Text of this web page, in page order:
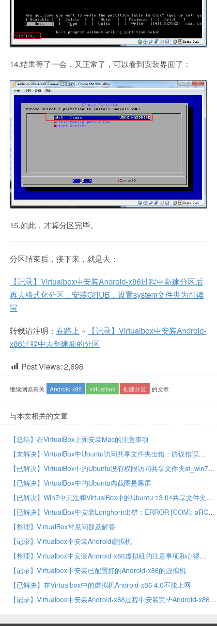
14.结果等了一会，又正常了，可以看到安装界面了：
15.如此，才算分区完毕。
分区结束后，接下来，就是去：
【记录】Virtualbox中安装Android-x86过程中新建分区后
再去格式化分区，安装GRUB，设置system文件夹为可读
写
转载请注明： 在路上 »
【记录】Virtualbox中安装Android-
x86过程中去创建新的分区
Post Views: 2,698
继续浏览有关 Android x86 virtualbox 创建分区 的文章
与本文相关的文章
【总结】在VirtualBox上面安装Mac的注意事项
【未解决】VirtualBox中Ubuntu访问共享文件夹出错：协议错误
【已解决】VirtualBox中的Ubuntu没有权限访问共享文件夹sf_win7_to_ubuntu
【已解决】VirtualBox中的Ubuntu内截图是黑屏
【已解决】Win7中无法和VirtualBox中的Ubuntu 13.04共享文件夹
【已解决】VirtualBox中安装Longhorn出错：ERROR [COM]: aRC=VBOX_E_IPRT_ERROR (0x80bb0005) aIID={09eed313-cd56-4d06-bd56-fac0f716b5dd} aComponent={Display} aText={Could not take a screenshot (VERR_NOT_SUPPORTED)}, preserve=false
【整理】VirtualBox常见问题及解答
【记录】Virtualbox中安装Android虚拟机
【整理】Virtualbox中安装Android-x86虚拟机的注意事项和心得
【记录】Virtualbox中安装已配置好的Android-x86的虚拟机
【已解决】在Virtualbox中的虚拟机Android-x86 4.0不能上网
【记录】Virtualbox中安装Android-x86过程中安装完毕Android-x86后第一次启动